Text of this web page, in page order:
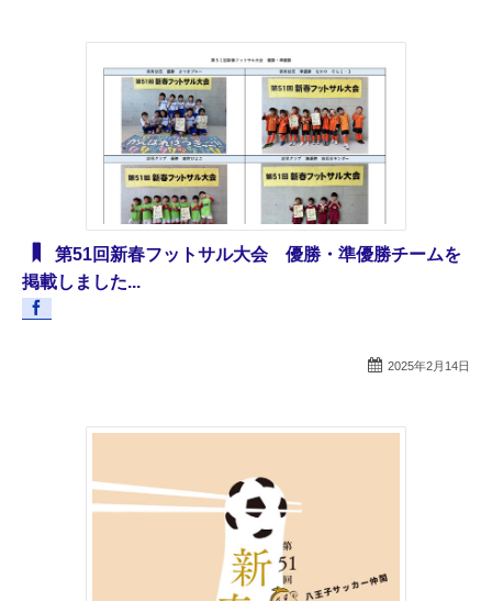
第51回新春フットサル大会 優勝・準優勝チームを
掲載しました...
2025年2月14日